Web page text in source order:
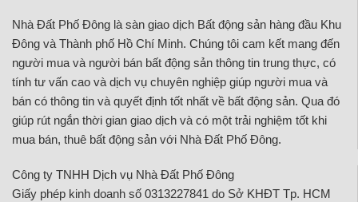
Nhà Đất Phố Đông là sàn giao dịch Bất động sản hàng đầu Khu
Đông và Thành phố Hồ Chí Minh. Chúng tôi cam kết mang đến
người mua và người bán bất động sản thông tin trung thực, có
tính tư vấn cao và dịch vụ chuyên nghiệp giúp người mua và
bán có thông tin và quyết định tốt nhất về bất động sản. Qua đó
giúp rút ngắn thời gian giao dịch và có một trải nghiệm tốt khi
mua bán, thuê bất động sản với Nhà Đất Phố Đông.
Công ty TNHH Dịch vụ Nhà Đất Phố Đông
Giấy phép kinh doanh số 0313227841 do Sở KHĐT Tp. HCM